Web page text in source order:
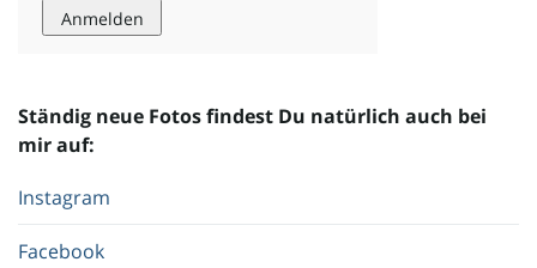
Ständig neue Fotos findest Du natürlich auch bei
mir auf:
Instagram
Facebook